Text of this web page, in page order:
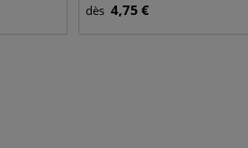
dès 4,75 €